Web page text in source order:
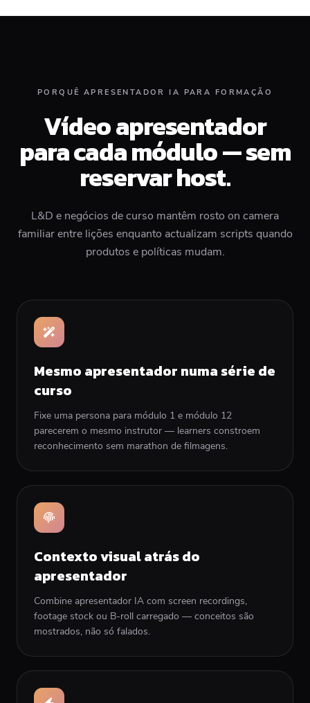
PORQUÊ APRESENTADOR IA PARA FORMAÇÃO
Vídeo apresentador
para cada módulo — sem
reservar host.
L&D e negócios de curso mantêm rosto on camera
familiar entre lições enquanto actualizam scripts quando
produtos e políticas mudam.
Mesmo apresentador numa série de
curso
Fixe uma persona para módulo 1 e módulo 12
parecerem o mesmo instrutor — learners constroem
reconhecimento sem marathon de filmagens.
Contexto visual atrás do
apresentador
Combine apresentador IA com screen recordings,
footage stock ou B-roll carregado — conceitos são
mostrados, não só falados.